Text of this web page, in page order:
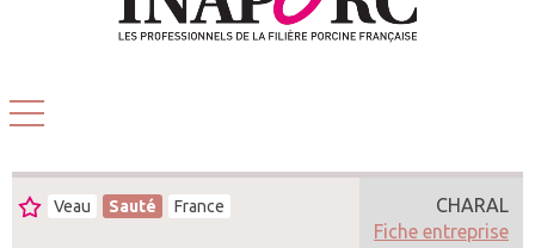
Veau Sauté France
CHARAL
Fiche entreprise